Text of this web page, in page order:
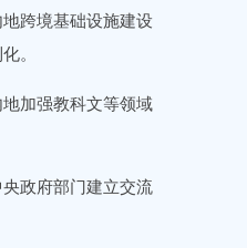
境基础设施建设
。
强教科文等领域
府部门建立交流